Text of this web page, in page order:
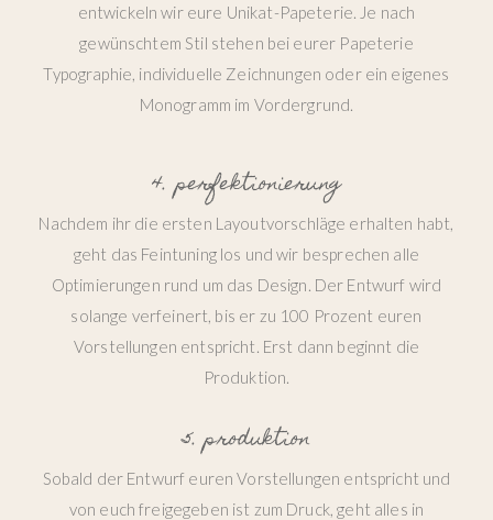
entwickeln wir eure Unikat-Papeterie. Je nach
gewünschtem Stil stehen bei eurer Papeterie
Typographie, individuelle Zeichnungen oder ein eigenes
Monogramm im Vordergrund.
4. perfektionierung
Nachdem ihr die ersten Layoutvorschläge erhalten habt,
geht das Feintuning los und wir besprechen alle
Optimierungen rund um das Design. Der Entwurf wird
solange verfeinert, bis er zu 100 Prozent euren
Vorstellungen entspricht. Erst dann beginnt die
Produktion.
5. produktion
Sobald der Entwurf euren Vorstellungen entspricht und
von euch freigegeben ist zum Druck, geht alles in